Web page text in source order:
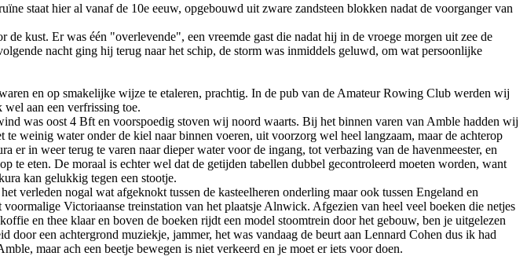
staat hier al vanaf de 10e eeuw, opgebouwd uit zware zandsteen blokken nadat de voorganger van
kust. Er was één "overlevende", een vreemde gast die nadat hij in de vroege morgen uit zee de
nacht ging hij terug naar het schip, de storm was inmiddels geluwd, om wat persoonlijke
en op smakelijke wijze te etaleren, prachtig. In de pub van de Amateur Rowing Club werden wij
aan een verfrissing toe.
was oost 4 Bft en voorspoedig stoven wij noord waarts. Bij het binnen varen van Amble hadden wij
weinig water onder de kiel naar binnen voeren, uit voorzorg wel heel langzaam, maar de achterop
er in weer terug te varen naar dieper water voor de ingang, tot verbazing van de havenmeester, en
te eten. De moraal is echter wel dat de getijden tabellen dubbel gecontroleerd moeten worden, want
kan gelukkig tegen een stootje.
verleden nogal wat afgeknokt tussen de kasteelheren onderling maar ook tussen Engeland en
Victoriaanse treinstation van het plaatsje Alnwick. Afgezien van heel veel boeken die netjes
en thee klaar en boven de boeken rijdt een model stoomtrein door het gebouw, ben je uitgelezen
een achtergrond muziekje, jammer, het was vandaag de beurt aan Lennard Cohen dus ik had
maar ach een beetje bewegen is niet verkeerd en je moet er iets voor doen.